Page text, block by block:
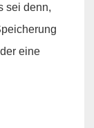
sei denn,
eine